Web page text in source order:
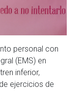
personal con
(EMS) en
inferior,
ejercicios de